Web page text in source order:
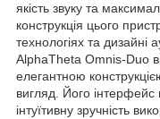
якість звуку та
конструкція цього
технологіях та дизайні
AlphaTheta Omnis-Duo
елегантною
вигляд. Його інтерфейс
інтуїтивну зручність